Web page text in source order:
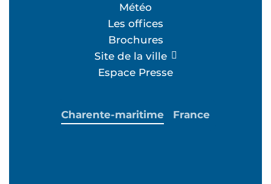
Météo
Les offices
Brochures
Site de la ville
Espace Presse
Charente-maritime France